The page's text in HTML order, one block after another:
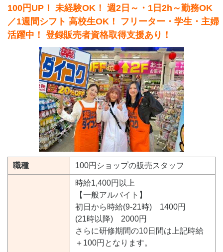
100円UP！ 未経験OK！ 週2日～・1日2h～勤務OK
／1週間シフト 高校生OK！ フリーター・学生・主婦
活躍中！ 登録販売者資格取得支援あり！
職種 100円ショップの販売スタッフ
時給1,400円以上
【一般アルバイト】
初日から時給(9-21時) 1400円
(21時以降) 2000円
さらに研修期間の10日間は上記時給
＋100円となります。